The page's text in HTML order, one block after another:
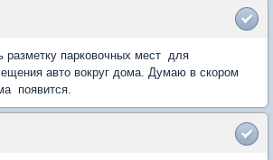
разметку парковочных мест для
авто вокруг дома. Думаю в скором
появится.